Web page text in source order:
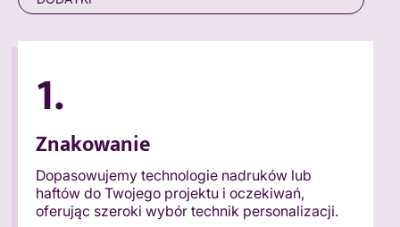
1.
Znakowanie
Dopasowujemy technologie nadruków lub
haftów do Twojego projektu i oczekiwań,
oferując szeroki wybór technik personalizacji.